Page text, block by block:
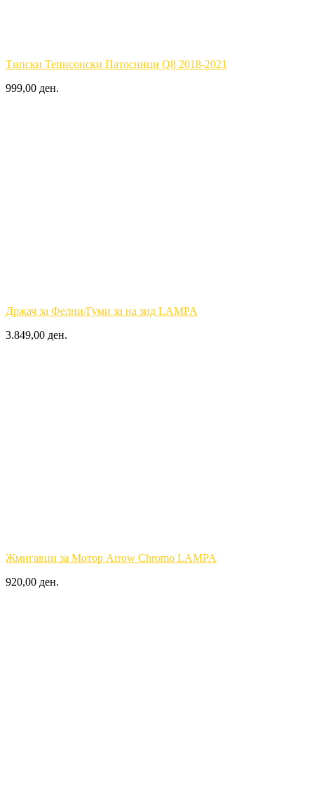
Типски Теписонски Патосници Q8 2018-2021
999,00 ден.
Држач за Фелни/Гуми за на зид LAMPA
3.849,00 ден.
Жмигавци за Мотор Arrow Chromo LAMPA
920,00 ден.